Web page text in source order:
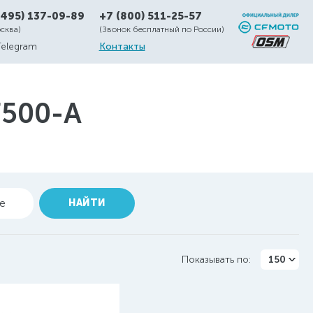
137-09-89 +7 (800) 511-25-57
(Звонок бесплатный по России)
Контакты
A
НАЙТИ
Показывать по: 150